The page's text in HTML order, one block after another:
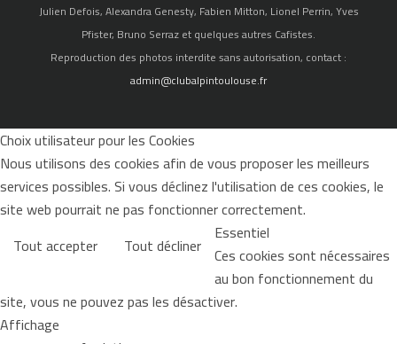
Julien Defois, Alexandra Genesty, Fabien Mitton, Lionel Perrin, Yves
Pfister, Bruno Serraz et quelques autres Cafistes.
Reproduction des photos interdite sans autorisation, contact :
admin@clubalpintoulouse.fr
Choix utilisateur pour les Cookies
Nous utilisons des cookies afin de vous proposer les meilleurs
services possibles. Si vous déclinez l'utilisation de ces cookies, le
site web pourrait ne pas fonctionner correctement.
Tout accepter
Tout décliner Essentiel
Ces cookies sont nécessaires
au bon fonctionnement du
site, vous ne pouvez pas les désactiver.
Affichage